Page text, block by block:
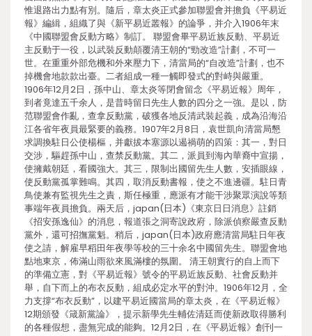
惟退路出力點有別。隨后，章太炎正式參加聯盟會并擔負《平易近
報》編緝，組織了與《新平易近叢報》的論爭，并介入1906年末
《中國聯盟會反動方略》制訂。 聯盟會畢平易近族反動、平易近
主反動于一役，以武裝反動顛覆清王朝的“勁改造”計劃，不可一
世。在重重外部危機和外來壓力下，清當局的“自改造”計劃，也不
掉機會地款款出臺。二者組成一種一觸即發式的對峙與嚴重。
1906年12月2日，孫中山、章太炎等閉會留念《平易近報》周年，
到者竟達五千余人，是昔時留日先生人數的四分之一強。是以，防
范聯盟會作亂，查拿反動黨，破獲各地反清武裝起義，成為沿海沿
江各省年夜員最緊要的義務。1907年2月8日，袁世凱向清當局懇
求調換駐日公使楊樞，并獻拔本塞源以遏禍萌的四策：其一，對日
交涉，驅趕孫中山，查禁反動黨。其二，派員到海內華裔中宣揚，
使擁戴朝廷，看國強大。其三，限制出國留先生人數，安插眼線，
使反動黨孤掌難鳴。其四，取消反動書報，使之不進邊疆。駐日青
鳥使兼有監視先生之責，斯任極重，應派有才能干涉聚眾演說等類
事端年夜員擔負。兩天后，japan(日本)《東京日日消息》註銷
《招安孫逸仙》的消息，報道張之洞寄說政府，除派偵察嚴查反動
黨外，還可招撫黨魁。稍后，japan(日本)政府應清當局駐日年夜
使之請，解雇早稻田年夜學等校的三十余名中國留先生。聯盟會地
點地東京，佈滿山雨欲來風滿樓的氛圍。 清王朝實行的自上而下
的準備立憲，對《平易近報》號令的平易近族反動、社會反動并
舉，自下而上的布衣反動，組成必定水平的對沖。1906年12月，全
力支撐“布衣反動”，以建平易近國當局的章太炎，在《平易近報》
12期頒發《箴新黨論》，提示新學先生輔佐清廷而使新政取得勝利
的各種假想，盡無完成的能夠。12月2日，在《平易近報》創刊一